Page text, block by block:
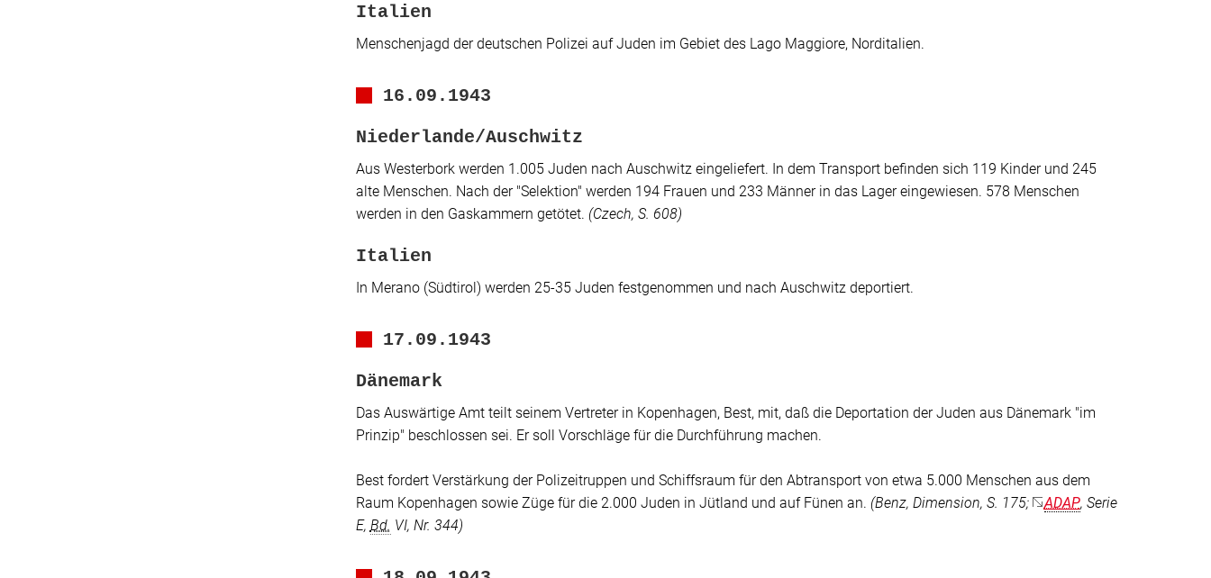
Italien
Menschenjagd der deutschen Polizei auf Juden im Gebiet des Lago Maggiore, Norditalien.
16.09.1943
Niederlande/Auschwitz
Aus Westerbork werden 1.005 Juden nach Auschwitz eingeliefert. In dem Transport befinden sich 119 Kinder und 245
alte Menschen. Nach der"Selektion" werden 194 Frauen und 233 Männer in das Lager eingewiesen. 578 Menschen
werden in den Gaskammern getötet. (Czech, S. 608)
Italien
In Merano (Südtirol) werden 25-35 Juden festgenommen und nach Auschwitz deportiert.
17.09.1943
Dänemark
Das Auswärtige Amt teilt seinem Vertreter in Kopenhagen, Best, mit, daß die Deportation der Juden aus Dänemark "im
Prinzip" beschlossen sei. Er soll Vorschläge für die Durchführung machen.
Best fordert Verstärkung der Polizeitruppen und Schiffsraum für den Abtransport von etwa 5.000 Menschen aus dem
Raum Kopenhagen sowie Züge für die 2.000 Juden in Jütland und auf Fünen an. (Benz, Dimension, S. 175; ADAP, Serie
E, Bd. VI, Nr. 344)